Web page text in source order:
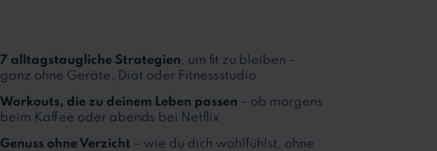
7 alltagstaugliche Strategien , um fit zu bleiben –
ganz ohne Geräte, Diät oder Fitnessstudio
Workouts, die zu deinem Leben passen – ob morgens
beim Kaffee oder abends bei Netflix
Genuss ohne Verzicht – wie du dich wohlfühlst, ohne